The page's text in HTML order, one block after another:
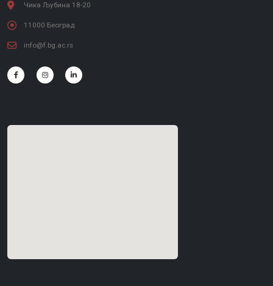
Чика Љубина 18-20
11000 Београд
info@f.bg.ac.rs